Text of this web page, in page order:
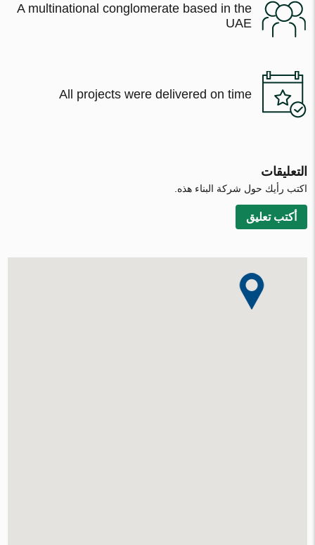
A multinational conglomerate based in the
UAE
All projects were delivered on time
التعليقات
اكتب رأيك حول شركة البناء هذه.
أكتب تعليق